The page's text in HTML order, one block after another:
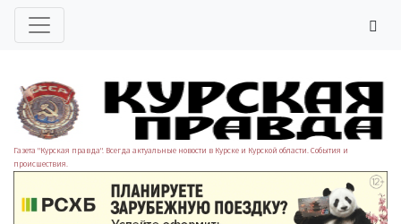
Газета "Курская правда". Всегда актуальные новости в Курске и Курской области. События и
происшествия.